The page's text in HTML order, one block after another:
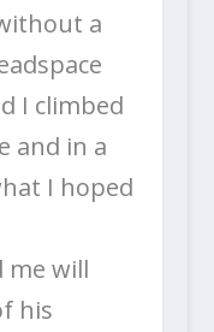
a
I climbed
and in a
I hoped
me will
his